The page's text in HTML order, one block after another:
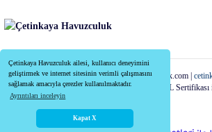
Çetinkaya Havuzculuk ailesi, kullanıcı deneyimini
geliştirmek ve internet sitesinin verimli çalışmasını
sağlamak amacıyla çerezler kullanılmaktadır.
Ayrıntıları inceleyin
Kapat X
Copyright 2022-2026 | cetinkayahavuzculuk.com |
Tüm Kredi Kartı Bilgileriniz 256bit SSL Sertifikası